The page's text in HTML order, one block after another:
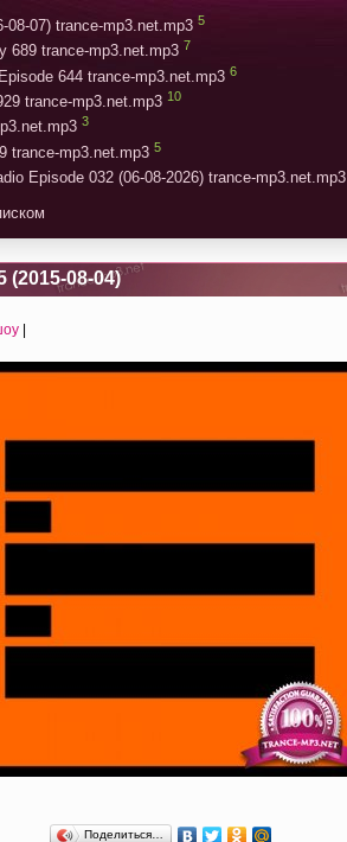
07) trance-mp3.net.mp3 5
689 trance-mp3.net.mp3 7
644 trance-mp3.net.mp3 6
trance-mp3.net.mp3 10
3
trance-mp3.net.mp3 5
Episode 032 (06-08-2026) trance-mp3.net.mp3
(2015-08-04)
|
Поделиться…